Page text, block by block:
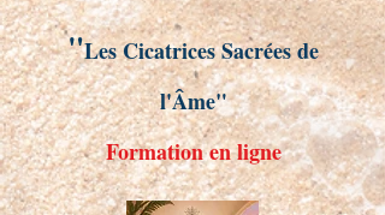
"Les Cicatrices Sacrées de
l'Âme"
Formation en ligne